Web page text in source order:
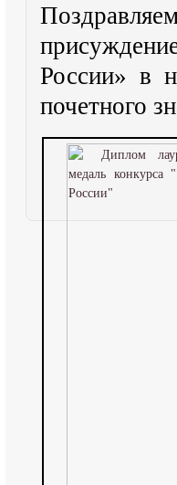
России» в
почетного